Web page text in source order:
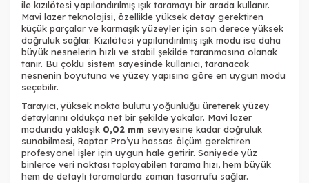
ile kızılötesi yapılandırılmış ışık taramayı bir arada kullanır.
Mavi lazer teknolojisi, özellikle yüksek detay gerektiren
küçük parçalar ve karmaşık yüzeyler için son derece yüksek
doğruluk sağlar. Kızılötesi yapılandırılmış ışık modu ise daha
büyük nesnelerin hızlı ve stabil şekilde taranmasına olanak
tanır. Bu çoklu sistem sayesinde kullanıcı, taranacak
nesnenin boyutuna ve yüzey yapısına göre en uygun modu
seçebilir.
Tarayıcı, yüksek nokta bulutu yoğunluğu üreterek yüzey
detaylarını oldukça net bir şekilde yakalar. Mavi lazer
modunda yaklaşık 0,02 mm seviyesine kadar doğruluk
sunabilmesi, Raptor Pro’yu hassas ölçüm gerektiren
profesyonel işler için uygun hale getirir. Saniyede yüz
binlerce veri noktası toplayabilen tarama hızı, hem büyük
hem de detaylı taramalarda zaman tasarrufu sağlar.